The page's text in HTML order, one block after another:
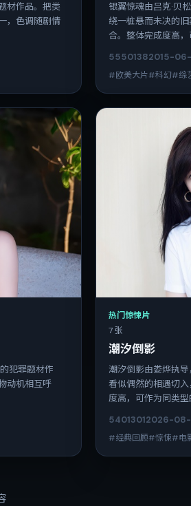
材作品。把类
，色调随剧情
银翼惊魂由吕克·贝
绕一桩悬而未决的
合。整体完成度高，
55501382015-06-
#欧美大片#科幻#综
犯罪题材作
动机相互呼
热门惊悚片
7 张
潮汐倒影
潮汐倒影由娄烨执
看似偶然的相遇切
度高，可作为同类型
54013012026-
#经典回顾#惊悚#电